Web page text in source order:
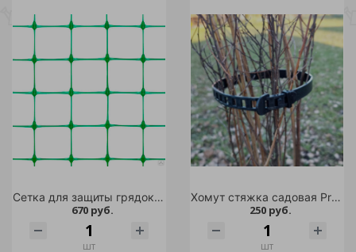
Сетка для защиты грядок 10м зеленый /1
670 руб.
шт
Хомут стяжка садовая Protex (комплект 4шт)
250 руб.
шт